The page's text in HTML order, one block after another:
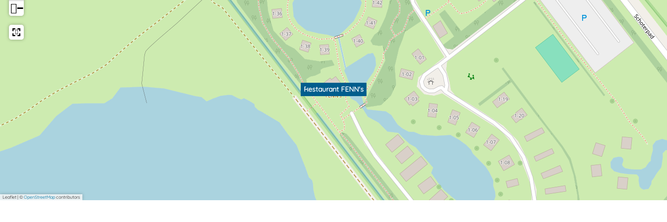
Restaurant FENN's
−
Leaflet|©OpenStreetMapcontributors